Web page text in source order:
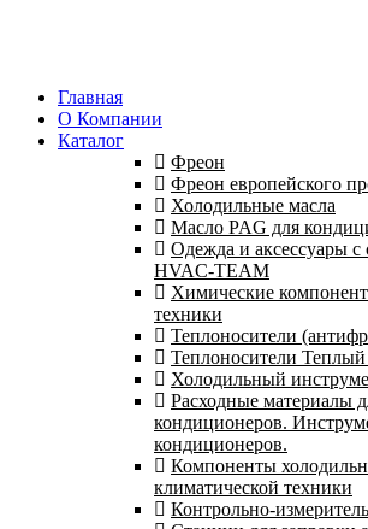
Главная
О Компании
Каталог
Фреон
Фреон европейского
Холодильные масла
Масло PAG для
Одежда и аксессуары с
HVAC-TEAM
Химические
техники
Теплоносители
Теплоносители
Холодильный
Расходные материалы
кондиционеров.
кондиционеров.
Компоненты
климатической техники
Контрольно-